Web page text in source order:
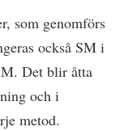
som genomförs
också SM i
Det blir åtta
och i
metod.